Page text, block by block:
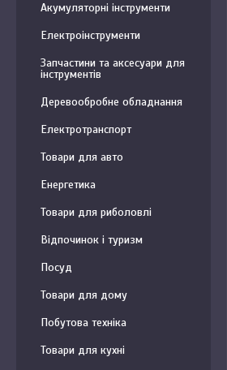
Акумуляторні інструменти
Електроінструменти
Запчастини та аксесуари для
інструментів
Деревообробне обладнання
Електротранспорт
Товари для авто
Енергетика
Товари для риболовлі
Відпочинок і туризм
Посуд
Товари для дому
Побутова техніка
Товари для кухні